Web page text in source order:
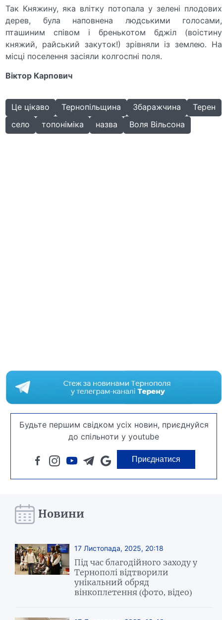
Так Княжину, яка влітку потопала у зелені плодових
дерев, була наповнена людськими голосами,
пташиним співом і бренькотом бджіл (воістину
княжий, райський закуток!) зрівняли із землею. На
місці поселення засіяли колгоспні поля.
Віктор Карпович
Це цікаво Тернопільщина Збаражчина
Терен
село
топоніміка назва Воля Вільсона
Будьте першим свідком усіх новин, приєднуйся
до спільноти у youtube
Приєднатися
Новини
17 Листопада, 2025, 20:18
Під час благодійного заходу у
Тернополі відтворили
унікальний обряд
вінкоплетення (фото, відео)